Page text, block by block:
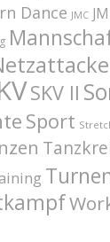
Dance JMC
SKV II
Sport